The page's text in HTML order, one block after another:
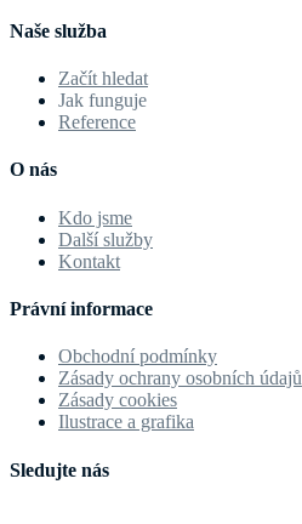
Naše služba
Začít hledat
Jak funguje
Reference
O nás
Kdo jsme
Další služby
Kontakt
Právní informace
Obchodní podmínky
Zásady ochrany osobních údajů
Zásady cookies
Ilustrace a grafika
Sledujte nás